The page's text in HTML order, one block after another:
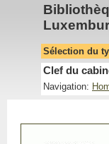
Sélection du
Clef du
Navigation: